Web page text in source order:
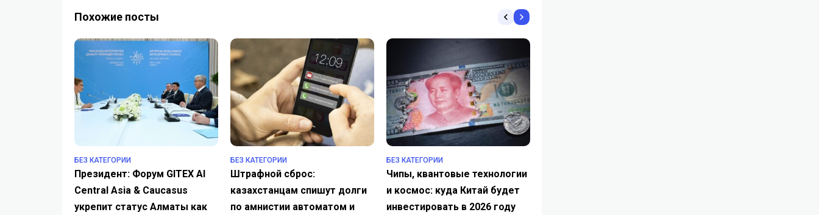
Похожие посты
БЕЗ КАТЕГОРИИ
Президент: Форум GITEX AI
Central Asia & Caucasus
укрепит статус Алматы как
БЕЗ КАТЕГОРИИ
Штрафной сброс:
казахстанцам спишут долги
по амнистии автоматом и
БЕЗ КАТЕГОРИИ
Чипы, квантовые технологии
и космос: куда Китай будет
инвестировать в 2026 году